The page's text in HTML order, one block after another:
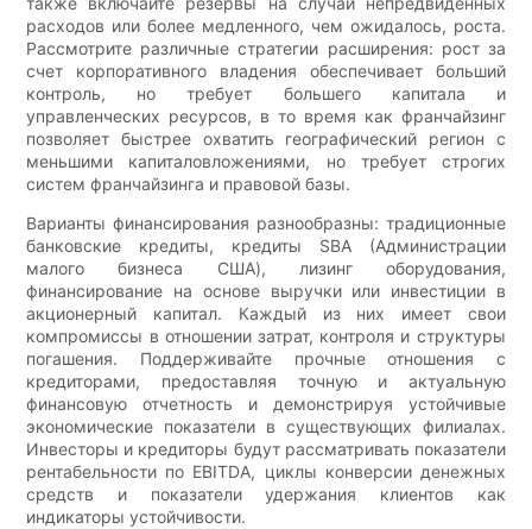
расходов или более медленного, чем ожидалось, роста.
Рассмотрите различные стратегии расширения: рост за
счет корпоративного владения обеспечивает больший
контроль, но требует большего капитала и
управленческих ресурсов, в то время как франчайзинг
позволяет быстрее охватить географический регион с
меньшими капиталовложениями, но требует строгих
систем франчайзинга и правовой базы.
Варианты финансирования разнообразны: традиционные
банковские кредиты, кредиты SBA (Администрации
малого бизнеса США), лизинг оборудования,
финансирование на основе выручки или инвестиции в
акционерный капитал. Каждый из них имеет свои
компромиссы в отношении затрат, контроля и структуры
погашения. Поддерживайте прочные отношения с
кредиторами, предоставляя точную и актуальную
финансовую отчетность и демонстрируя устойчивые
экономические показатели в существующих филиалах.
Инвесторы и кредиторы будут рассматривать показатели
рентабельности по EBITDA, циклы конверсии денежных
средств и показатели удержания клиентов как
индикаторы устойчивости.